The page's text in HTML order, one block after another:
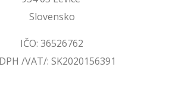
Slovensko
IČO: 36526762
/VAT/: SK2020156391